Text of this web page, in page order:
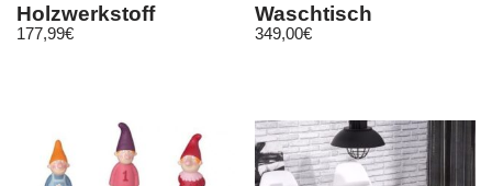
Holzwerkstoff
177,99€
Waschtisch
Badunterschrank
349,00€